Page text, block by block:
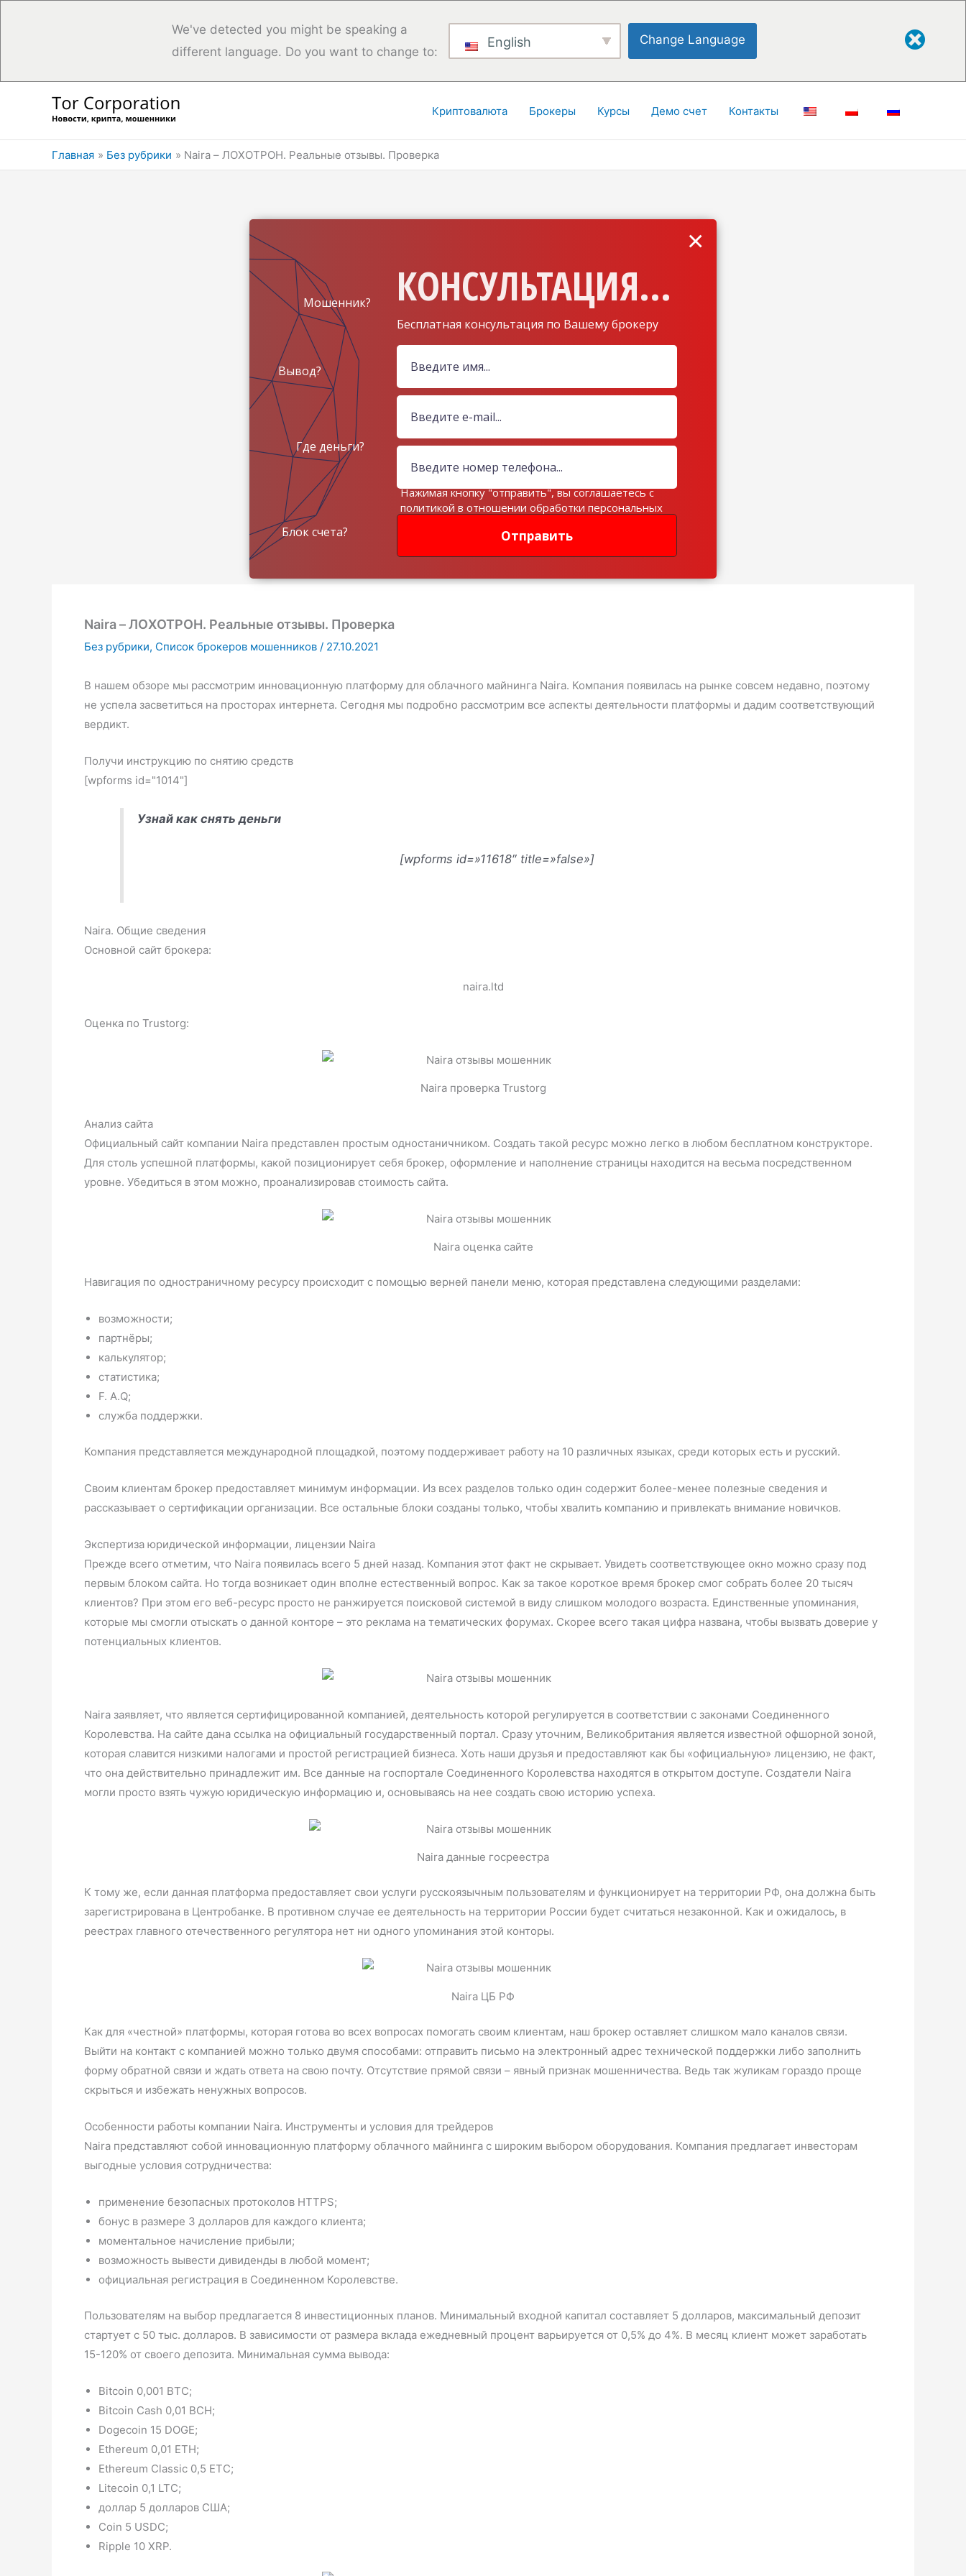
We've detected you might be speaking a
different language. Do you want to change to:
English Change Language
Криптовалюта Брокеры Курсы Демо счет Контакты
Главная Без рубрики Naira – ЛОХОТРОН. Реальные отзывы. Проверка
КОНСУЛЬТАЦИЯ...
Бесплатная консультация по Вашему брокеру
Мошенник?
Вывод?
Где деньги?
Блок счета? Отправить
×
Нажимая кнопку "отправить", вы соглашаетесь с
политикой в отношении обработки персональных
Naira – ЛОХОТРОН. Реальные отзывы. Проверка
Без рубрики, Список брокеров мошенников / 27.10.2021
В нашем обзоре мы рассмотрим инновационную платформу для облачного майнинга Naira. Компания появилась на рынке совсем недавно, поэтому
не успела засветиться на просторах интернета. Сегодня мы подробно рассмотрим все аспекты деятельности платформы и дадим соответствующий
вердикт.
Получи инструкцию по снятию средств
[wpforms id="1014"]
Узнай как снять деньги
[wpforms id=»11618″ title=»false»]
Naira. Общие сведения
Основной сайт брокера:
naira.ltd
Оценка по Trustorg:
Naira проверка Trustorg
Анализ сайта
Официальный сайт компании Naira представлен простым одностаничником. Создать такой ресурс можно легко в любом бесплатном конструкторе.
Для столь успешной платформы, какой позиционирует себя брокер, оформление и наполнение страницы находится на весьма посредственном
уровне. Убедиться в этом можно, проанализировав стоимость сайта.
Naira оценка сайте
Навигация по одностраничному ресурсу происходит с помощью верней панели меню, которая представлена следующими разделами:
возможности;
партнёры;
калькулятор;
статистика;
F. A.Q;
служба поддержки.
Компания представляется международной площадкой, поэтому поддерживает работу на 10 различных языках, среди которых есть и русский.
Своим клиентам брокер предоставляет минимум информации. Из всех разделов только один содержит более-менее полезные сведения и
рассказывает о сертификации организации. Все остальные блоки созданы только, чтобы хвалить компанию и привлекать внимание новичков.
Экспертиза юридической информации, лицензии Naira
Прежде всего отметим, что Naira появилась всего 5 дней назад. Компания этот факт не скрывает. Увидеть соответствующее окно можно сразу под
первым блоком сайта. Но тогда возникает один вполне естественный вопрос. Как за такое короткое время брокер смог собрать более 20 тысяч
клиентов? При этом его веб-ресурс просто не ранжируется поисковой системой в виду слишком молодого возраста. Единственные упоминания,
которые мы смогли отыскать о данной конторе – это реклама на тематических форумах. Скорее всего такая цифра названа, чтобы вызвать доверие у
потенциальных клиентов.
Naira заявляет, что является сертифицированной компанией, деятельность которой регулируется в соответствии с законами Соединенного
Королевства. На сайте дана ссылка на официальный государственный портал. Сразу уточним, Великобритания является известной офшорной зоной,
которая славится низкими налогами и простой регистрацией бизнеса. Хоть наши друзья и предоставляют как бы «официальную» лицензию, не факт,
что она действительно принадлежит им. Все данные на госпортале Соединенного Королевства находятся в открытом доступе. Создатели Naira
могли просто взять чужую юридическую информацию и, основываясь на нее создать свою историю успеха.
Naira данные госреестра
К тому же, если данная платформа предоставляет свои услуги русскоязычным пользователям и функционирует на территории РФ, она должна быть
зарегистрирована в Центробанке. В противном случае ее деятельность на территории России будет считаться незаконной. Как и ожидалось, в
реестрах главного отечественного регулятора нет ни одного упоминания этой конторы.
Naira ЦБ РФ
Как для «честной» платформы, которая готова во всех вопросах помогать своим клиентам, наш брокер оставляет слишком мало каналов связи.
Выйти на контакт с компанией можно только двумя способами: отправить письмо на электронный адрес технической поддержки либо заполнить
форму обратной связи и ждать ответа на свою почту. Отсутствие прямой связи – явный признак мошенничества. Ведь так жуликам гораздо проще
скрыться и избежать ненужных вопросов.
Особенности работы компании Naira. Инструменты и условия для трейдеров
Naira представляют собой инновационную платформу облачного майнинга с широким выбором оборудования. Компания предлагает инвесторам
выгодные условия сотрудничества:
применение безопасных протоколов HTTPS;
бонус в размере 3 долларов для каждого клиента;
моментальное начисление прибыли;
возможность вывести дивиденды в любой момент;
официальная регистрация в Соединенном Королевстве.
Пользователям на выбор предлагается 8 инвестиционных планов. Минимальный входной капитал составляет 5 долларов, максимальный депозит
стартует с 50 тыс. долларов. В зависимости от размера вклада ежедневный процент варьируется от 0,5% до 4%. В месяц клиент может заработать
15-120% от своего депозита. Минимальная сумма вывода:
Bitcoin 0,001 BTC;
Bitcoin Cash 0,01 BCH;
Dogecoin 15 DOGE;
Ethereum 0,01 ETH;
Ethereum Classic 0,5 ETC;
Litecoin 0,1 LTC;
доллар 5 долларов США;
Coin 5 USDC;
Ripple 10 XRP.